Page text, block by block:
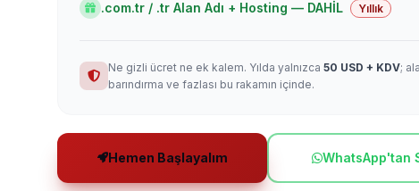
.com.tr / .tr Alan Adı + Hosting — DAHİL Yıllık
Ne gizli ücret ne ek kalem. Yılda yalnızca 50 USD + KDV;
barındırma ve fazlası bu rakamın içinde.
Hemen Başlayalım WhatsApp'tan